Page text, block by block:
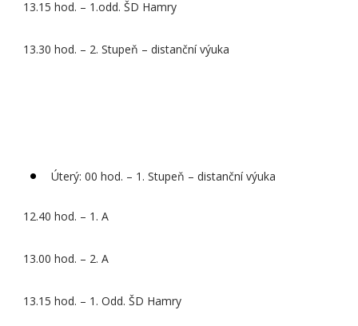
13.15 hod. – 1.odd. ŠD Hamry
13.30 hod. – 2. Stupeň – distanční výuka
Úterý: 00 hod. – 1. Stupeň – distanční výuka
12.40 hod. – 1. A
13.00 hod. – 2. A
13.15 hod. – 1. Odd. ŠD Hamry